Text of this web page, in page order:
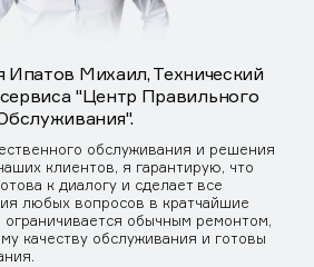
Ипатов Михаил, Технический
"Центр Правильного
обслуживания и решения
клиентов, я гарантирую, что
к диалогу и сделает все
любых вопросов в кратчайшие
обычным ремонтом,
качеству обслуживания и готовы